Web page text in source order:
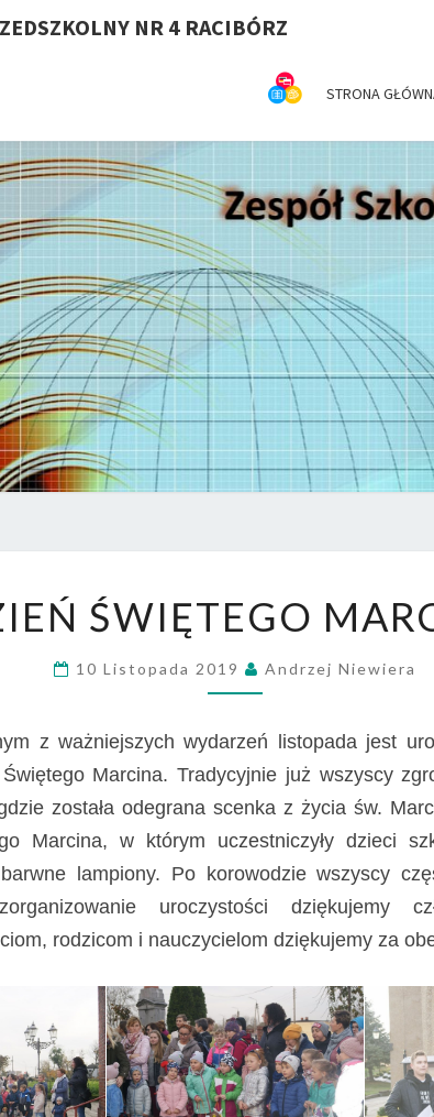
NR 4 RACIBÓRZ
STRONA
ŚWIĘTEGO
ŚWIĘTEGO
10 Listopada 2019 Andrzej Niewiera
z ważniejszych wydarzeń listopada jest
Marcina. Tradycyjnie już wszyscy
została odegrana scenka z życia św.
Marcina, w którym uczestniczyły dzieci
lampiony. Po korowodzie wszyscy
uroczystości dziękujemy
rodzicom i nauczycielom dziękujemy za